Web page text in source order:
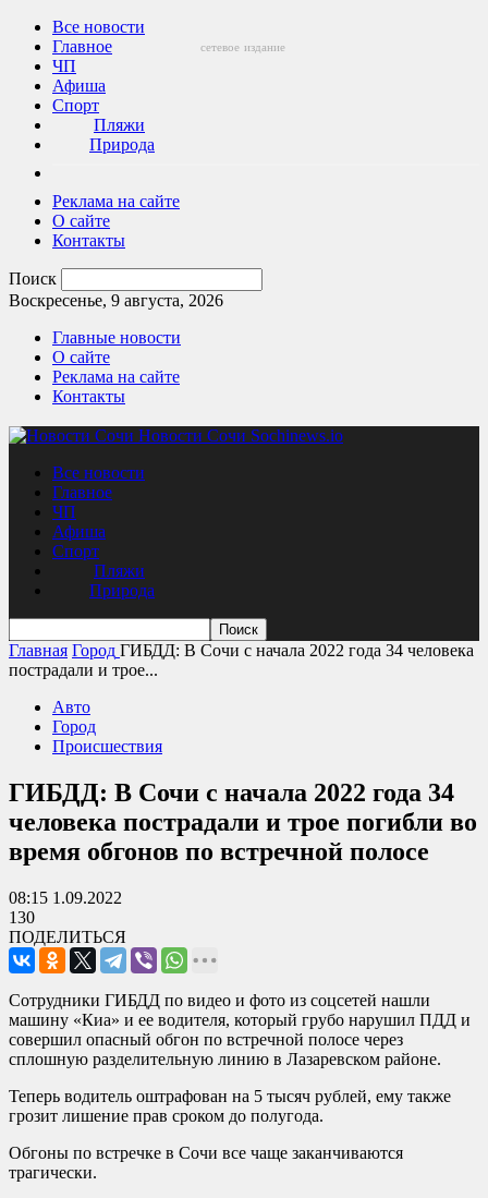
Все новости
Главное
ЧП
Афиша
Спорт
Пляжи
Природа
Реклама на сайте
О сайте
Контакты
Поиск
Воскресенье, 9 августа, 2026
Главные новости
О сайте
Реклама на сайте
Контакты
Новости Сочи Sochinews.io
сетевое издание
Все новости
Главное
ЧП
Афиша
Спорт
Пляжи
Природа
Главная Город ГИБДД: В Сочи с начала 2022 года 34 человека
пострадали и трое...
Авто
Город
Происшествия
ГИБДД: В Сочи с начала 2022 года 34
человека пострадали и трое погибли во
время обгонов по встречной полосе
08:15 1.09.2022
130
ПОДЕЛИТЬСЯ
Сотрудники ГИБДД по видео и фото из соцсетей нашли
машину «Киа» и ее водителя, который грубо нарушил ПДД и
совершил опасный обгон по встречной полосе через
сплошную разделительную линию в Лазаревском районе.
Теперь водитель оштрафован на 5 тысяч рублей, ему также
грозит лишение прав сроком до полугода.
Обгоны по встречке в Сочи все чаще заканчиваются
трагически.